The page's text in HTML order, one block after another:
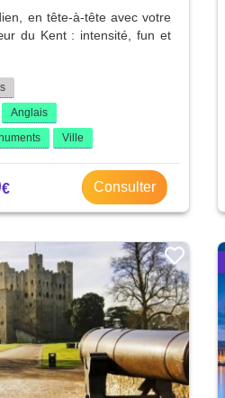
en tête-à-tête avec votre
du Kent : intensité, fun et
Anglais
Ville
Consulter